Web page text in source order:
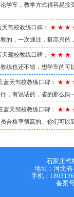
学车，教学方式很容易
驾校教练口碑： ★ ★ ★
的，一次通过，挺高兴的
驾校教练口碑： ★ ★ ★
练也还不错，想学车的可
蓝天驾校教练口碑： ★ ★
，有说话的，省的那么
蓝天驾校教练口碑： ★ ★
合格率很高的。你们可以
石家庄
地址：河北省
手机：
备案